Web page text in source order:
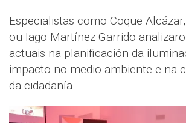
Especialistas como Coque
ou Iago Martínez Garrido
actuais na planificación da
impacto no medio ambiente e na
da cidadanía.